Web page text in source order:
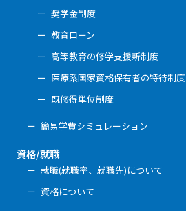
奨学金制度
教育ローン
高等教育の修学支援新制度
医療系国家資格保有者の特待制度
既修得単位制度
簡易学費シミュレーション
資格/就職
就職(就職率、就職先)について
資格について